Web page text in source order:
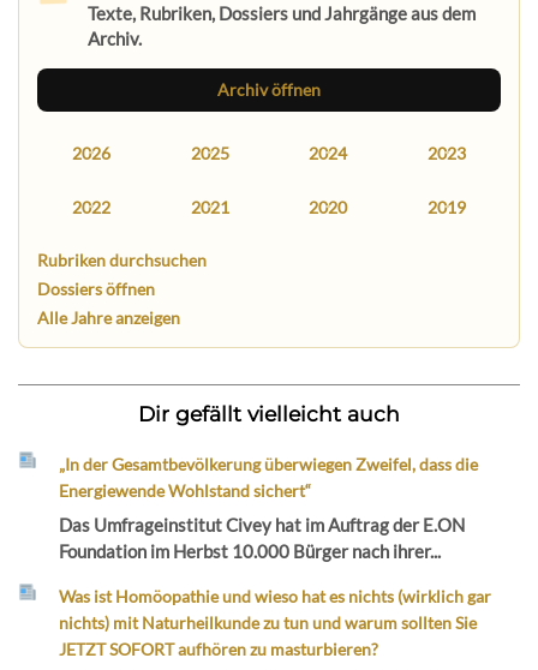
Texte, Rubriken, Dossiers und Jahrgänge aus dem
Archiv.
Archiv öffnen
2026 2025 2024 2023
2022 2021 2020 2019
Rubriken durchsuchen
Dossiers öffnen
Alle Jahre anzeigen
Dir gefällt vielleicht auch
„In der Gesamtbevölkerung überwiegen Zweifel, dass die
Energiewende Wohlstand sichert“
Das Umfrageinstitut Civey hat im Auftrag der E.ON
Foundation im Herbst 10.000 Bürger nach ihrer...
Was ist Homöopathie und wieso hat es nichts (wirklich gar
nichts) mit Naturheilkunde zu tun und warum sollten Sie
JETZT SOFORT aufhören zu masturbieren?